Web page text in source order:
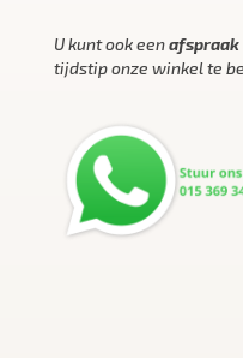
U kunt ook eenafspraak
tijdstip onze winkel te